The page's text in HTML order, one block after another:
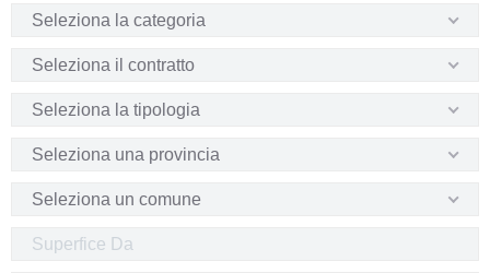
Seleziona la categoria
Seleziona il contratto
Seleziona la tipologia
Seleziona una provincia
Seleziona un comune